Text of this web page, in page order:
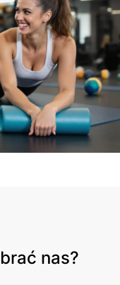
nas?